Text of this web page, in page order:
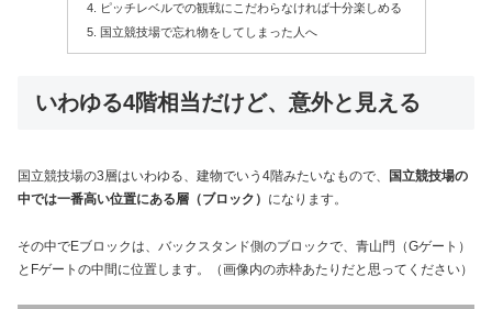
ピッチレベルでの観戦にこだわらなければ十分楽しめる
国立競技場で忘れ物をしてしまった人へ
いわゆる4階相当だけど、意外と見える
国立競技場の3層はいわゆる、建物でいう4階みたいなもので、 国立競技場の
中では一番高い位置にある層（ブロック） になります。
その中でEブロックは、バックスタンド側のブロックで、青山門（Gゲート）
とFゲートの中間に位置します。（画像内の赤枠あたりだと思ってください）